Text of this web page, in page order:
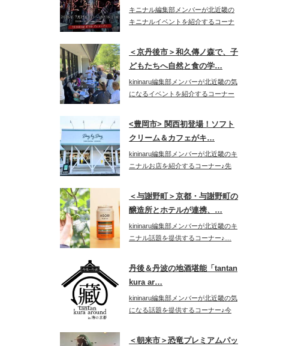
キニナル編集部メンバーが北近畿の
キニナルイベントを紹介するコーナ
＜京丹後市＞和久傳ノ森で、子
どもたちへ自然と食の学…
kininaru編集部メンバーが北近畿の気
になるイベントを紹介するコーナー
<豊岡市> 関西初登場！ソフト
クリーム＆カフェがキ…
kininaru編集部メンバーが北近畿のキ
ニナルお店を紹介するコーナー♪先
＜与謝野町＞京都・与謝野町の
醸造所とホテルが連携、…
kininaru編集部メンバーが北近畿のキ
ニナル話題を提供するコーナー♪…
丹後＆丹波の地酒堪能「tantan
kura ar…
kininaru編集部メンバーが北近畿の気
になる話題を提供するコーナー♪今
＜朝来市＞恐竜プレミアムパッ